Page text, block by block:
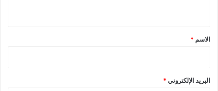
*
الاسم *
البريد الإلكتروني*